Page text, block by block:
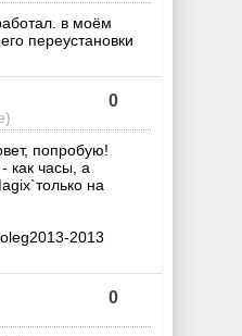
в моём
переустановки
0
попробую!
как часы, а
на
2013
0